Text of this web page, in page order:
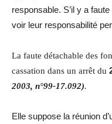
responsable. S’il y a
voir leur responsabilité
La faute détachable des
cassation dans un arrêt du
2003, n°99-17.092).
Elle suppose la réunion